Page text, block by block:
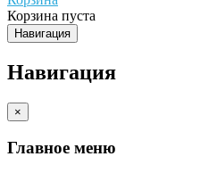
Корзина пуста
Навигация
Навигация
×
Главное меню